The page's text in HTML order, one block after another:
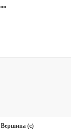
**
Вершина (с)